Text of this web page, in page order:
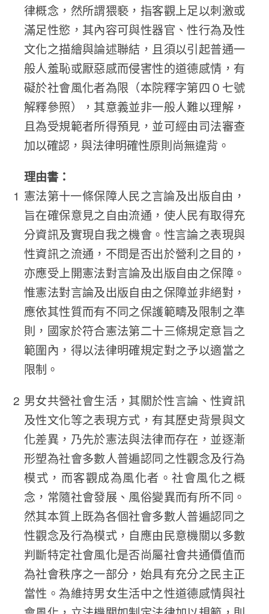
律概念，然所謂猥褻，指客觀上足以刺激或
滿足性慾，其內容可與性器官、性行為及性
文化之描繪與論述聯結，且須以引起普通一
般人羞恥或厭惡感而侵害性的道德感情，有
礙於社會風化者為限（本院釋字第四０七號
解釋參照），其意義並非一般人難以理解，
且為受規範者所得預見，並可經由司法審查
加以確認，與法律明確性原則尚無違背。
理由書：
憲法第十一條保障人民之言論及出版自由，
旨在確保意見之自由流通，使人民有取得充
分資訊及實現自我之機會。性言論之表現與
性資訊之流通，不問是否出於營利之目的，
亦應受上開憲法對言論及出版自由之保障。
惟憲法對言論及出版自由之保障並非絕對，
應依其性質而有不同之保護範疇及限制之準
則，國家於符合憲法第二十三條規定意旨之
範圍內，得以法律明確規定對之予以適當之
限制。
男女共營社會生活，其關於性言論、性資訊
及性文化等之表現方式，有其歷史背景與文
化差異，乃先於憲法與法律而存在，並逐漸
形塑為社會多數人普遍認同之性觀念及行為
模式，而客觀成為風化者。社會風化之概
念，常隨社會發展、風俗變異而有所不同。
然其本質上既為各個社會多數人普遍認同之
性觀念及行為模式，自應由民意機關以多數
判斷特定社會風化是否尚屬社會共通價值而
為社會秩序之一部分，始具有充分之民主正
當性。為維持男女生活中之性道德感情與社